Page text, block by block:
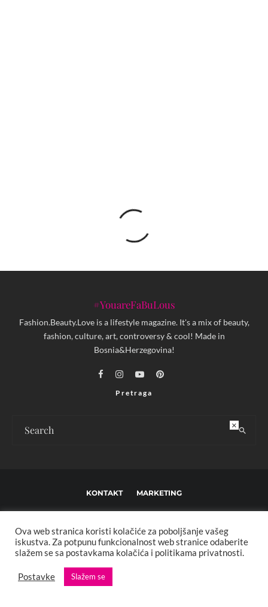
#YouareFaBuLous
Fashion.Beauty.Love is a lifestyle magazine. It's a mix of beauty,
fashion, culture, art, controversy & cool! Made in
Bosnia&Herzegovina!
Pretraga
KONTAKT MARKETING
IMPRESSUM O NAMA
Copyright © 2013 - 2025 FBL creative. Sva prava zadržana. Developed by:
XStreamThemes
Ova web stranica koristi kolačiće za poboljšanje vašeg
iskustva. Za potpunu funkcionalnost web stranice odaberite
slažem se sa postavkama kolačića i politikama privatnosti.
Postavke Slažem se
×